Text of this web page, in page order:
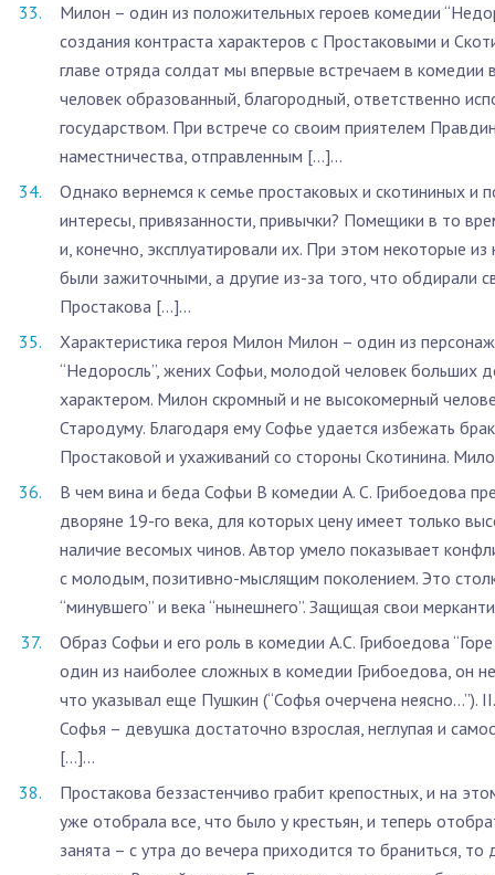
Милон – один из положительных героев комедии
создания контраста характеров с Простаковыми и
главе отряда солдат мы впервые встречаем в
человек образованный, благородный, ответственно
государством. При встрече со своим приятелем
наместничества, отправленным […]...
Однако вернемся к семье простаковых и скотининых и
интересы, привязанности, привычки? Помещики в то
и, конечно, эксплуатировали их. При этом некоторые
были зажиточными, а другие из-за того, что обдирали
Простакова […]...
­Характеристика героя Милон Милон – один из
“Недоросль”, жених Софьи, молодой человек больших
характером. Милон скромный и не высокомерный
Стародуму. Благодаря ему Софье удается избежать
Простаковой и ухаживаний со стороны Скотинина.
­В чем вина и беда Софьи В комедии А. С. Грибоедова
дворяне 19-го века, для которых цену имеет только
наличие весомых чинов. Автор умело показывает
с молодым, позитивно-мыслящим поколением. Это
“минувшего” и века “нынешнего”. Защищая свои
Образ Софьи и его роль в комедии А.С. Грибоедова
один из наиболее сложных в комедии Грибоедова, он
что ука­зывал еще Пушкин (“Софья очерчена неясно…”).
Софья – девушка достаточно взрос­лая, неглупая и
[…]...
Простакова беззастенчиво грабит крепостных, и на
уже отобрала все, что было у крестьян, и теперь
занята – с утра до вечера приходится то браниться,